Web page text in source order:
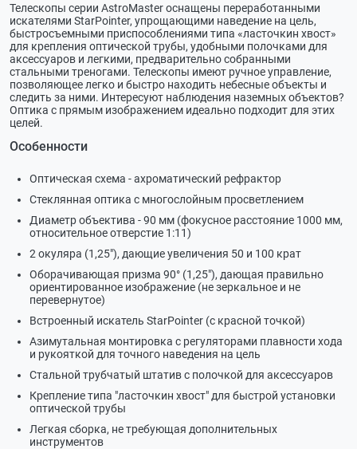
Телескопы серии AstroMaster оснащены переработанными
искателями StarPointer, упрощающими наведение на цель,
быстросъемными приспособлениями типа «ласточкин хвост»
для крепления оптической трубы, удобными полочками для
аксессуаров и легкими, предварительно собранными
стальными треногами. Телескопы имеют ручное управление,
позволяющее легко и быстро находить небесные объекты и
следить за ними. Интересуют наблюдения наземных объектов?
Оптика с прямым изображением идеально подходит для этих
целей.
Особенности
Оптическая схема - ахроматический рефрактор
Стеклянная оптика с многослойным просветлением
Диаметр объектива - 90 мм (фокусное расстояние 1000 мм,
относительное отверстие 1:11)
2 окуляра (1,25"), дающие увеличения 50 и 100 крат
Оборачивающая призма 90° (1,25"), дающая правильно
ориентированное изображение (не зеркальное и не
перевернутое)
Встроенный искатель StarPointer (с красной точкой)
Азимутальная монтировка с регуляторами плавности хода
и рукояткой для точного наведения на цель
Стальной трубчатый штатив с полочкой для аксессуаров
Крепление типа "ласточкин хвост" для быстрой установки
оптической трубы
Легкая сборка, не требующая дополнительных
инструментов